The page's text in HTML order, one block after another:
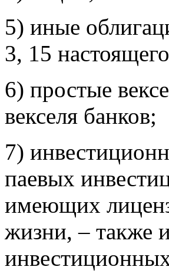
5) иные
3, 15
6) простые
векселя банков;
7)
паевых
имеющих
жизни, – также